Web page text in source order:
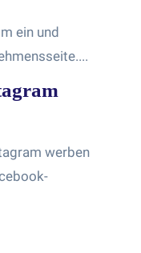
ein und
werben